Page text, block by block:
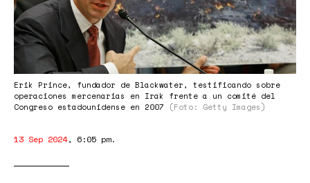
Erik Prince, fundador de Blackwater, testificando sobre
operaciones mercenarias en Irak frente a un comité del
Congreso estadounidense en 2007
(Foto: Getty Images)
13 Sep 2024, 6:05 pm.